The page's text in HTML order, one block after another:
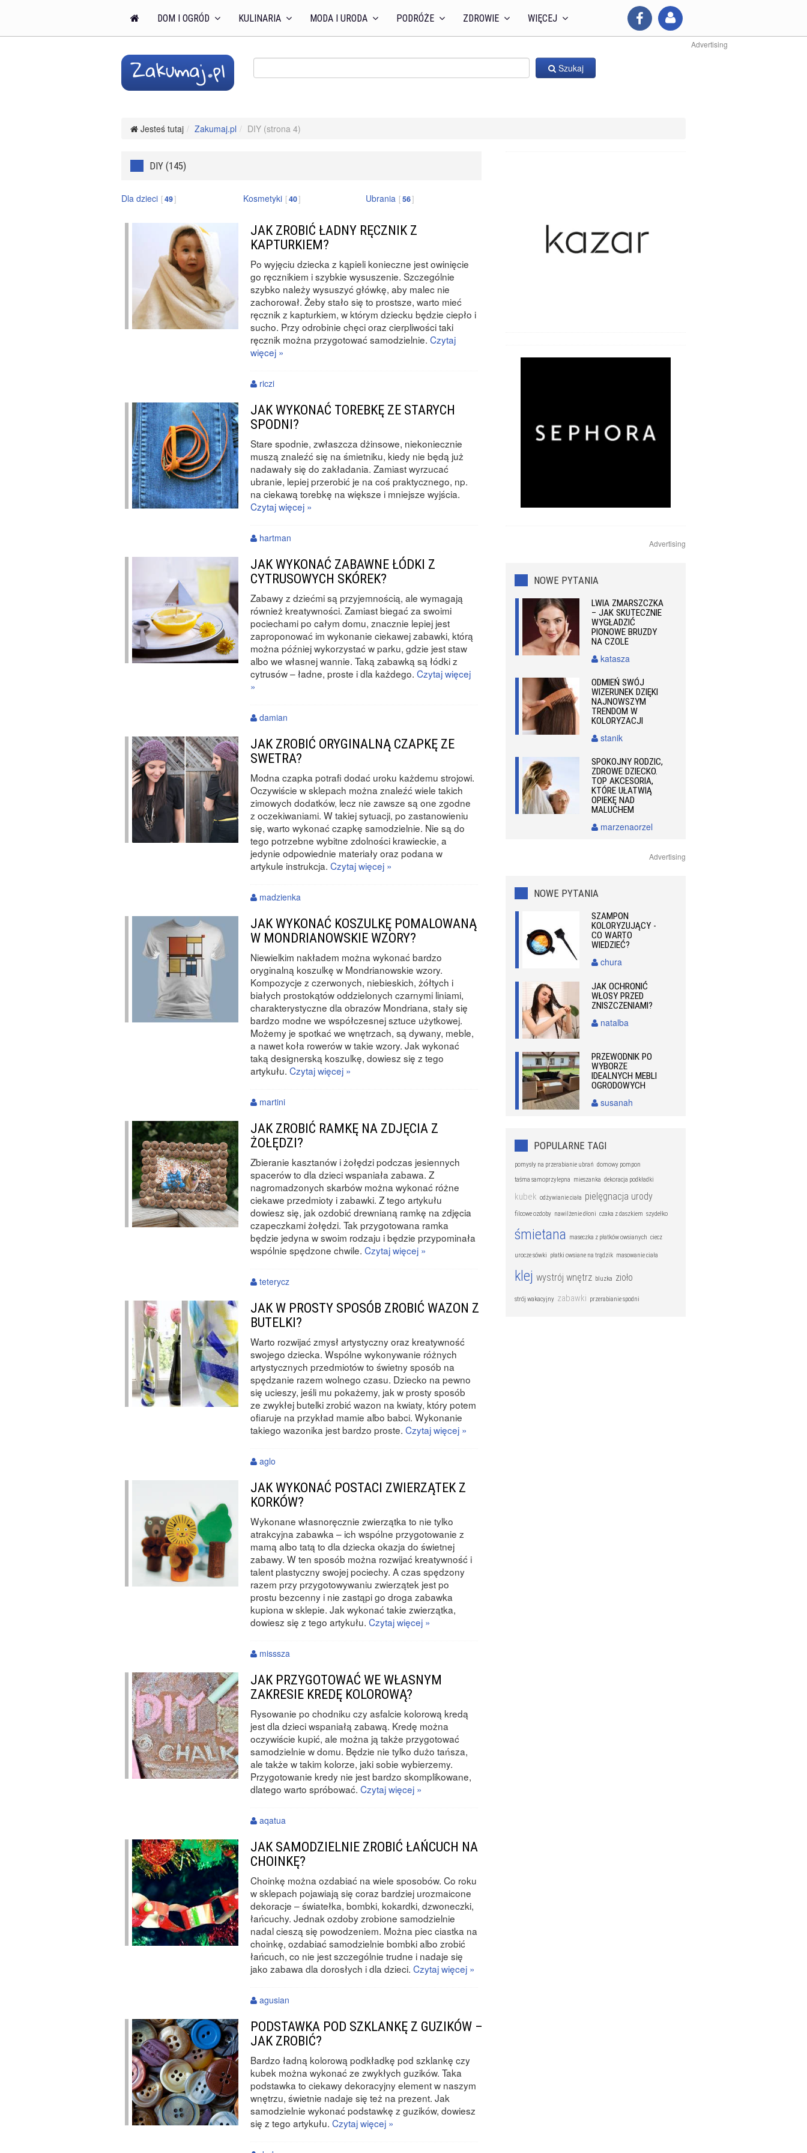
DOM I OGRÓD KULINARIA MODA I URODA PODRÓŻE ZDROWIE WIĘCEJ
Advertising
Szukaj
Jesteś tutaj Zakumaj.pl DIY (strona 4)
DIY (145)
Dla dzieci 49 Kosmetyki 40 Ubrania 56
JAK ZROBIĆ ŁADNY RĘCZNIK Z
KAPTURKIEM?
Po wyjęciu dziecka z kąpieli konieczne jest owinięcie
go ręcznikiem i szybkie wysuszenie. Szczególnie
szybko należy wysuszyć główkę, aby malec nie
zachorował. Żeby stało się to prostsze, warto mieć
ręcznik z kapturkiem, w którym dziecku będzie ciepło i
sucho. Przy odrobinie chęci oraz cierpliwości taki
ręcznik można przygotować samodzielnie.Czytaj
więcej »
riczi
JAK WYKONAĆ TOREBKĘ ZE STARYCH
SPODNI?
Stare spodnie, zwłaszcza dżinsowe, niekoniecznie
muszą znaleźć się na śmietniku, kiedy nie będą już
nadawały się do zakładania. Zamiast wyrzucać
ubranie, lepiej przerobić je na coś praktycznego, np.
na ciekawą torebkę na większe i mniejsze wyjścia.
Czytaj więcej »
hartman
JAK WYKONAĆ ZABAWNE ŁÓDKI Z
CYTRUSOWYCH SKÓREK?
Zabawy z dziećmi są przyjemnością, ale wymagają
również kreatywności. Zamiast biegać za swoimi
pociechami po całym domu, znacznie lepiej jest
zaproponować im wykonanie ciekawej zabawki, którą
można później wykorzystać w parku, gdzie jest staw
albo we własnej wannie. Taką zabawką są łódki z
cytrusów – ładne, proste i dla każdego.Czytaj więcej
»
damian
JAK ZROBIĆ ORYGINALNĄ CZAPKĘ ZE
SWETRA?
Modna czapka potrafi dodać uroku każdemu strojowi.
Oczywiście w sklepach można znaleźć wiele takich
zimowych dodatków, lecz nie zawsze są one zgodne
z oczekiwaniami. W takiej sytuacji, po zastanowieniu
się, warto wykonać czapkę samodzielnie. Nie są do
tego potrzebne wybitne zdolności krawieckie, a
jedynie odpowiednie materiały oraz podana w
artykule instrukcja.Czytaj więcej »
madzienka
JAK WYKONAĆ KOSZULKĘ POMALOWANĄ
W MONDRIANOWSKIE WZORY?
Niewielkim nakładem można wykonać bardzo
oryginalną koszulkę w Mondrianowskie wzory.
Kompozycje z czerwonych, niebieskich, żółtych i
białych prostokątów oddzielonych czarnymi liniami,
charakterystyczne dla obrazów Mondriana, stały się
bardzo modne we współczesnej sztuce użytkowej.
Możemy je spotkać we wnętrzach, są dywany, meble,
a nawet koła rowerów w takie wzory. Jak wykonać
taką designerską koszulkę, dowiesz się z tego
artykułu.Czytaj więcej »
martini
JAK ZROBIĆ RAMKĘ NA ZDJĘCIA Z
ŻOŁĘDZI?
Zbieranie kasztanów i żołędzi podczas jesiennych
spacerów to dla dzieci wspaniała zabawa. Z
nagromadzonych skarbów można wykonać różne
ciekawe przedmioty i zabawki. Z tego artykułu
dowiesz się, jak ozdobić drewnianą ramkę na zdjęcia
czapeczkami żołędzi. Tak przygotowana ramka
będzie jedyna w swoim rodzaju i będzie przypominała
wspólnie spędzone chwile.Czytaj więcej »
teterycz
JAK W PROSTY SPOSÓB ZROBIĆ WAZON Z
BUTELKI?
Warto rozwijać zmysł artystyczny oraz kreatywność
swojego dziecka. Wspólne wykonywanie różnych
artystycznych przedmiotów to świetny sposób na
spędzanie razem wolnego czasu. Dziecko na pewno
się ucieszy, jeśli mu pokażemy, jak w prosty sposób
ze zwykłej butelki zrobić wazon na kwiaty, który potem
ofiaruje na przykład mamie albo babci. Wykonanie
takiego wazonika jest bardzo proste.Czytaj więcej »
aglo
JAK WYKONAĆ POSTACI ZWIERZĄTEK Z
KORKÓW?
Wykonane własnoręcznie zwierzątka to nie tylko
atrakcyjna zabawka – ich wspólne przygotowanie z
mamą albo tatą to dla dziecka okazja do świetnej
zabawy. W ten sposób można rozwijać kreatywność i
talent plastyczny swojej pociechy. A czas spędzony
razem przy przygotowywaniu zwierzątek jest po
prostu bezcenny i nie zastąpi go droga zabawka
kupiona w sklepie. Jak wykonać takie zwierzątka,
dowiesz się z tego artykułu.Czytaj więcej »
misssza
JAK PRZYGOTOWAĆ WE WŁASNYM
ZAKRESIE KREDĘ KOLOROWĄ?
Rysowanie po chodniku czy asfalcie kolorową kredą
jest dla dzieci wspaniałą zabawą. Kredę można
oczywiście kupić, ale można ją także przygotować
samodzielnie w domu. Będzie nie tylko dużo tańsza,
ale także w takim kolorze, jaki sobie wybierzemy.
Przygotowanie kredy nie jest bardzo skomplikowane,
dlatego warto spróbować.Czytaj więcej »
aqatua
JAK SAMODZIELNIE ZROBIĆ ŁAŃCUCH NA
CHOINKĘ?
Choinkę można ozdabiać na wiele sposobów. Co roku
w sklepach pojawiają się coraz bardziej urozmaicone
dekoracje – światełka, bombki, kokardki, dzwoneczki,
łańcuchy. Jednak ozdoby zrobione samodzielnie
nadal cieszą się powodzeniem. Można piec ciastka na
choinkę, ozdabiać samodzielnie bombki albo zrobić
łańcuch, co nie jest szczególnie trudne i nadaje się
jako zabawa dla dorosłych i dla dzieci.Czytaj więcej »
agusian
PODSTAWKA POD SZKLANKĘ Z GUZIKÓW –
JAK ZROBIĆ?
Bardzo ładną kolorową podkładkę pod szklankę czy
kubek można wykonać ze zwykłych guzików. Taka
podstawka to ciekawy dekoracyjny element w naszym
wnętrzu, świetnie nadaje się też na prezent. Jak
samodzielnie wykonać podstawkę z guzików, dowiesz
się z tego artykułu.Czytaj więcej »
Advertising
NOWE PYTANIA
LWIA ZMARSZCZKA
– JAK SKUTECZNIE
WYGŁADZIĆ
PIONOWE BRUZDY
NA CZOLE
katasza
ODMIEŃ SWÓJ
WIZERUNEK DZIĘKI
NAJNOWSZYM
TRENDOM W
KOLORYZACJI
stanik
SPOKOJNY RODZIC,
ZDROWE DZIECKO.
TOP AKCESORIA,
KTÓRE UŁATWIĄ
OPIEKĘ NAD
MALUCHEM
marzenaorzel
Advertising
NOWE PYTANIA
SZAMPON
KOLORYZUJĄCY -
CO WARTO
WIEDZIEĆ?
chura
JAK OCHRONIĆ
WŁOSY PRZED
ZNISZCZENIAMI?
natalba
PRZEWODNIK PO
WYBORZE
IDEALNYCH MEBLI
OGRODOWYCH
susanah
POPULARNE TAGI
pomysły na przerabianie ubrań domowy pompon
taśma samoprzylepna mieszanka dekoracja podkładki
kubek odżywianie ciała pielęgnacja urody
filcowe ozdoby nawilżenie dłoni czaka z daszkiem szydełko
śmietana maseczka z płatków owsianych ciecz
urocze sówki płatki owsiane na trądzik masowanie ciała
klej wystrój wnętrz bluzka zioło
strój wakacyjny zabawki przerabianie spodni